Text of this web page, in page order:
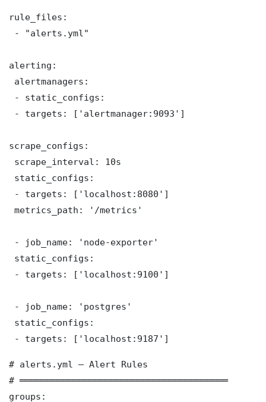
rule_files:
- "alerts.yml"
alerting:
alertmanagers:
- static_configs:
- targets: ['alertmanager:9093']
scrape_configs:
scrape_interval: 10s
static_configs:
- targets: ['localhost:8080']
metrics_path: '/metrics'
- job_name: 'node-exporter'
static_configs:
- targets: ['localhost:9100']
- job_name: 'postgres'
static_configs:
- targets: ['localhost:9187']
# alerts.yml — Alert Rules
# ═══════════════════════════════════════
groups: